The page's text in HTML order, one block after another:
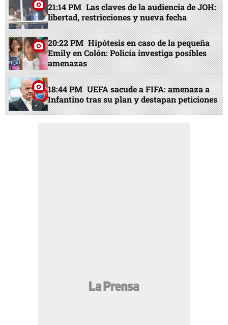
21:14 PM Las claves de la audiencia de JOH:
libertad, restricciones y nueva fecha
20:22 PM Hipótesis en caso de la pequeña
Emily en Colón: Policía investiga posibles
amenazas
18:44 PM UEFA sacude a FIFA: amenaza a
Infantino tras su plan y destapan peticiones